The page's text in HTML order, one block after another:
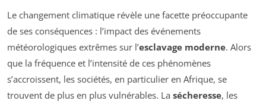
Le changement climatique révèle une facette préoccupante
de ses conséquences : l’impact des événements
météorologiques extrêmes sur l’esclavage moderne. Alors
que la fréquence et l’intensité de ces phénomènes
s’accroissent, les sociétés, en particulier en Afrique, se
trouvent de plus en plus vulnérables. La sécheresse, les